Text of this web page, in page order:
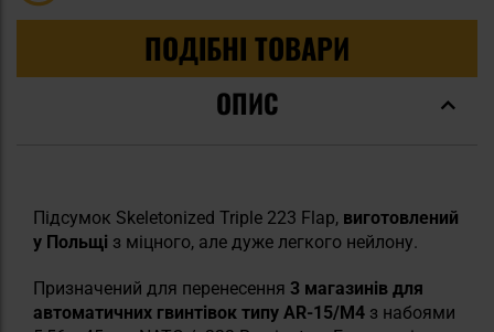
ПОДІБНІ ТОВАРИ
ОПИС
Підсумок Skeletonized Triple 223 Flap, виготовлений
у Польщі з міцного, але дуже легкого нейлону.
Призначений для перенесення 3 магазинів для
автоматичних гвинтівок типу AR-15/M4 з набоями